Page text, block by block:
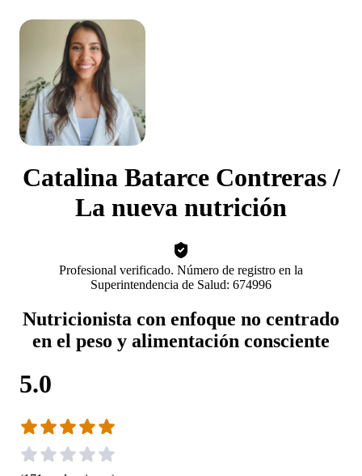
Catalina Batarce Contreras /
La nueva nutrición
Profesional verificado. Número de registro en la
Superintendencia de Salud: 674996
Nutricionista con enfoque no centrado
en el peso y alimentación consciente
5.0